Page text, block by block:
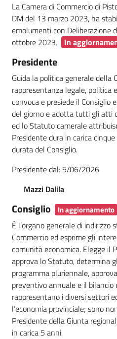
La Camera di Commercio di
DM del 13 marzo 2023, ha
emolumenti con Deliberazione
ottobre 2023.
In
Presidente
Guida la politica generale della
rappresentanza legale, politica
convoca e presiede il Consiglio
del giorno e adotta tutti gli atti
ed lo Statuto camerale
Presidente dura in carica
durata del Consiglio.
Presidente dal: 5/06/2026
Mazzi Dalila
Consiglio In aggiornamento
È l’organo generale di indirizzo
Commercio ed esprime gli
comunità economica. Elegge il
approva lo Statuto, determina
programma pluriennale,
preventivo annuale e il bilancio
rappresentano i diversi settori
l’economia provinciale; sono
Presidente della Giunta
in carica 5 anni.